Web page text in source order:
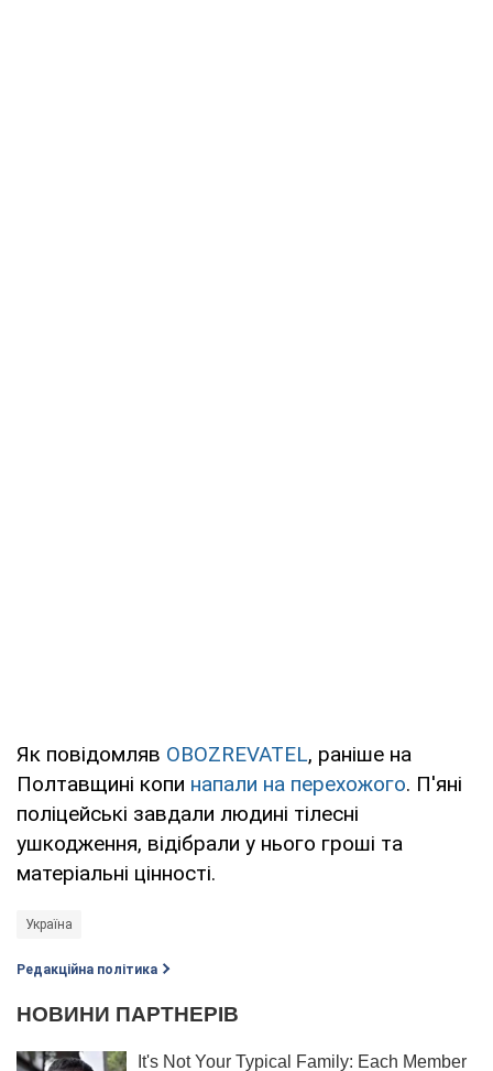
Як повідомляв OBOZREVATEL, раніше на
Полтавщині копи напали на перехожого. П'яні
поліцейські завдали людині тілесні
ушкодження, відібрали у нього гроші та
матеріальні цінності.
Україна
Редакційна політика